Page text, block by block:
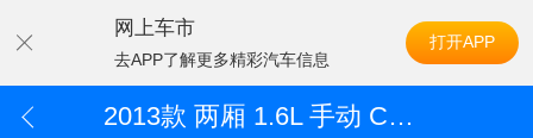
网上车市
去APP了解更多精彩汽车信息
打开APP
2013款 两厢 1.6L 手动 CROSS